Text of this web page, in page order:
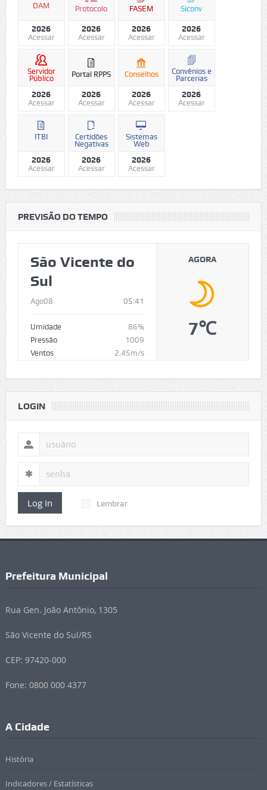
DAM
2026
Acessar
Protocolo
2026
Acessar
FASEM
2026
Acessar
Siconv
2026
Acessar
Servidor
Público
2026
Acessar
Portal RPPS
2026
Acessar
Conselhos
2026
Acessar
Convênios e
Parcerias
2026
Acessar
ITBI
2026
Acessar
Certidões
Negativas
2026
Acessar
Sistemas
Web
2026
Acessar
PREVISÃO DO TEMPO
São Vicente do
Sul
Ago08 05:41
Umidade
86%
Pressão
1009
Ventos
2.45m/s
AGORA
7℃
LOGIN
Log In Lembrar
Prefeitura Municipal
Rua Gen. João Antônio, 1305
São Vicente do Sul/RS
CEP: 97420-000
Fone: 0800 000 4377
A Cidade
História
Indicadores / Estatísticas